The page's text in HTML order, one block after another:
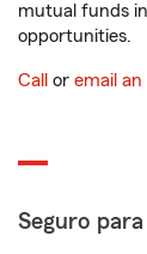
mutual funds
opportunities.
Call or email an
Seguro